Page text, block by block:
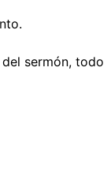
sermón, todo